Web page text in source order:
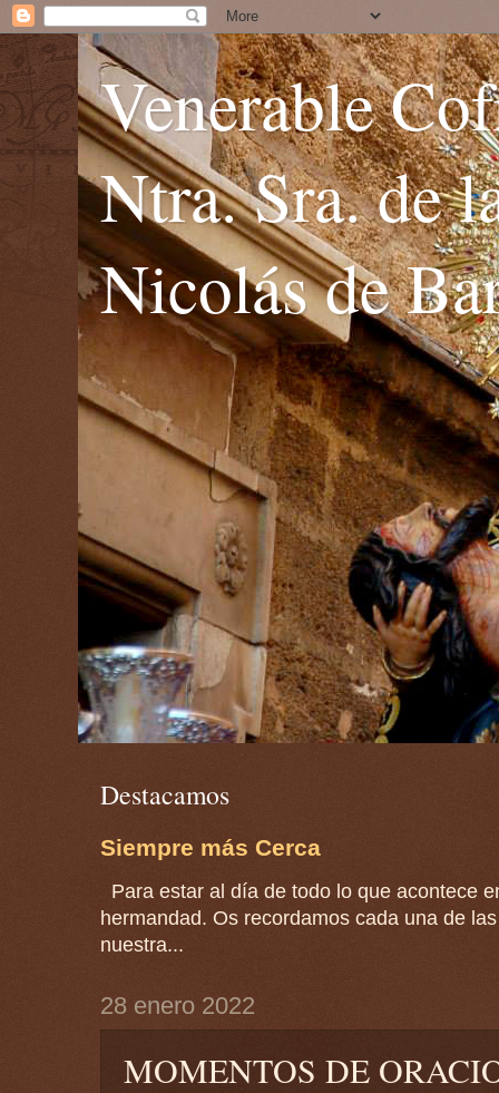
Venerable
Ntra. Sra. de
Nicolás de
Destacamos
Siempre más Cerca
Para estar al día de todo lo que acontece
hermandad. Os recordamos cada una de
nuestra...
28 enero 2022
MOMENTOS DE